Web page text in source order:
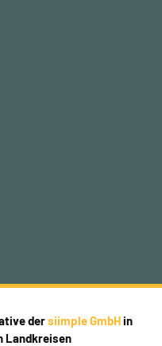
dersiimple GmbHin
Landkreisen